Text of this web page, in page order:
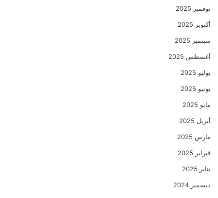
نوفمبر 2025
أكتوبر 2025
سبتمبر 2025
أغسطس 2025
يوليو 2025
يونيو 2025
مايو 2025
أبريل 2025
مارس 2025
فبراير 2025
يناير 2025
ديسمبر 2024